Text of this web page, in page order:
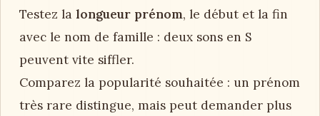
Testez la longueur prénom, le début et la fin
avec le nom de famille : deux sons en S
peuvent vite siffler.
Comparez la popularité souhaitée : un prénom
très rare distingue, mais peut demander plus